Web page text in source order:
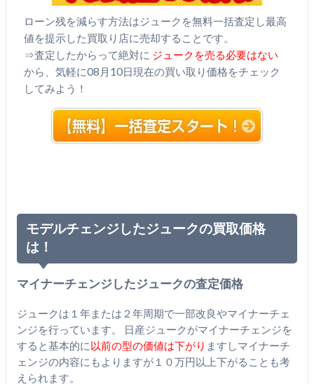
ローン残を減らす方法はジュークを無料一括査定し最高
値を提示した買取り店に売却することです。
⇒査定したからって絶対に ジュークを売る必要はない
から、気軽に08月10日現在の買い取り価格をチェック
してみよう！
モデルチェンジしたジュークの買取価格
は！
マイナーチェンジしたジュークの査定価格
ジュークは１年または２年周期で一部改良やマイナーチェ
ンジを行っています。 日産ジュークがマイナーチェンジを
すると基本的に以前の型の価値は下がり ますしマイナーチ
ェンジの内容にもよりますが１０万円以上下がることも考
えられます。